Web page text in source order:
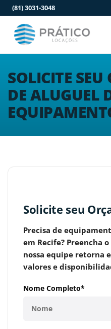
(81) 3031-3048
SOLICITE
DE ALUGUEL
Solicite seu
Precisa de
em Recife? Preencha
nossa equipe retorna
valores e
Nome Completo*